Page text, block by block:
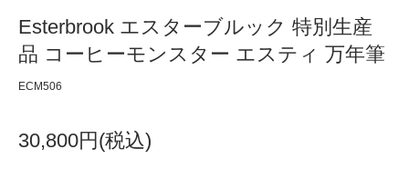
Esterbrook エスターブルック 特別生産
品 コーヒーモンスター エスティ 万年筆
ECM506
30,800円(税込)